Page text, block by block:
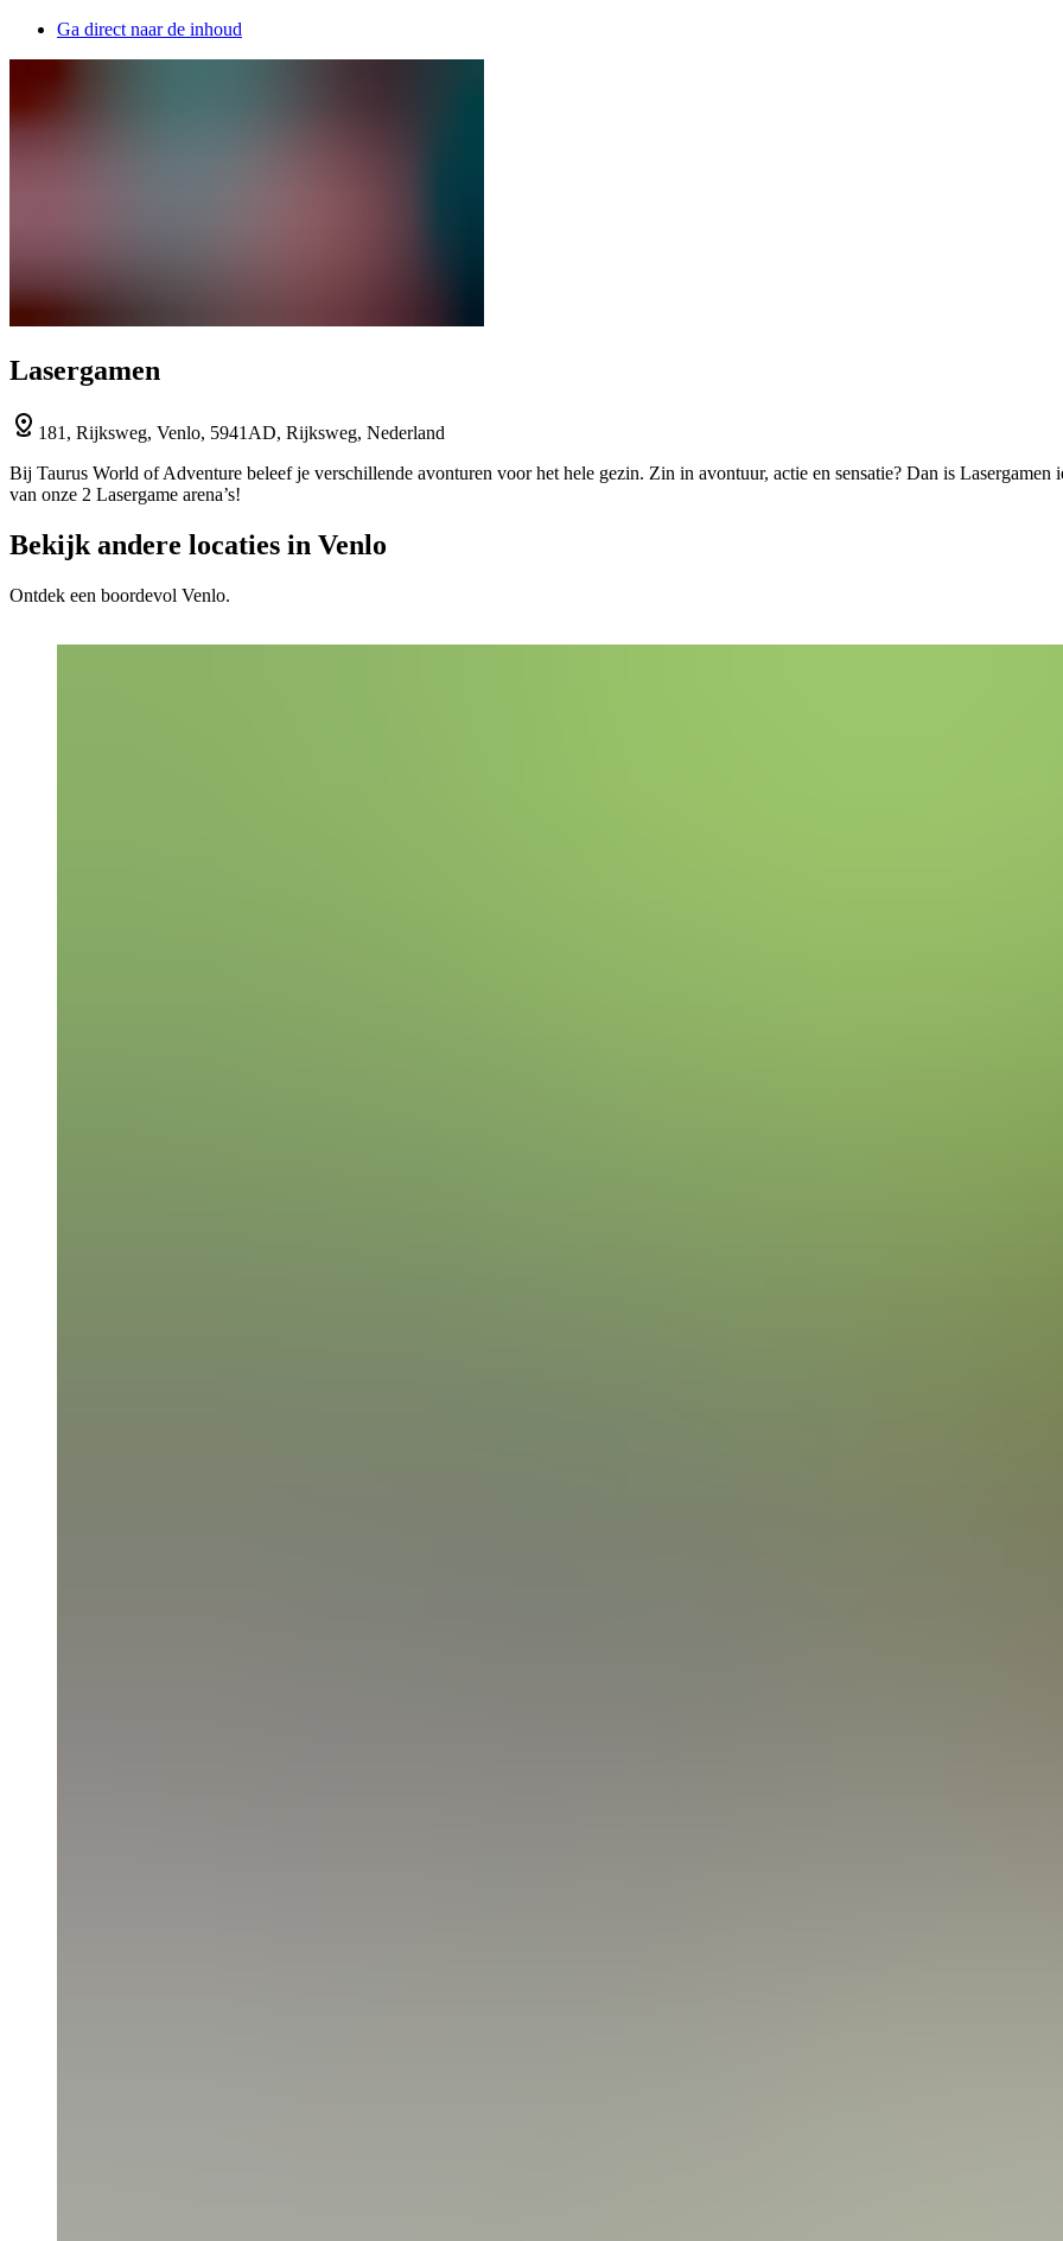
Ga direct naar de inhoud
Lasergamen
181, Rijksweg, Venlo, 5941AD, Rijksweg, Nederland
Bij Taurus World of Adventure beleef je verschillende avonturen voor het hele gezin. Zin in avontuur, actie en sensatie? Dan is Lasergamen
van onze 2 Lasergame arena’s!
Bekijk andere locaties in Venlo
Ontdek een boordevol Venlo.